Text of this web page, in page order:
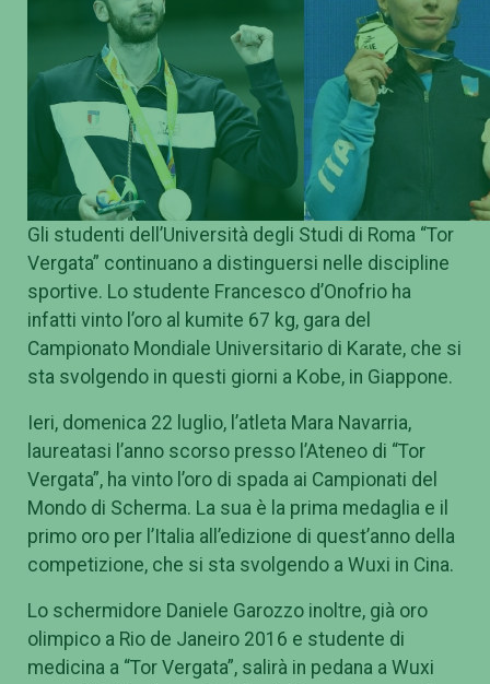
Gli studenti dell’Università degli Studi di Roma “Tor
Vergata” continuano a distinguersi nelle discipline
sportive. Lo studente Francesco d’Onofrio ha
infatti vinto l’oro al kumite 67 kg, gara del
Campionato Mondiale Universitario di Karate, che si
sta svolgendo in questi giorni a Kobe, in Giappone.
Ieri, domenica 22 luglio, l’atleta Mara Navarria,
laureatasi l’anno scorso presso l’Ateneo di “Tor
Vergata”, ha vinto l’oro di spada ai Campionati del
Mondo di Scherma. La sua è la prima medaglia e il
primo oro per l’Italia all’edizione di quest’anno della
competizione, che si sta svolgendo a Wuxi in Cina.
Lo schermidore Daniele Garozzo inoltre, già oro
olimpico a Rio de Janeiro 2016 e studente di
medicina a “Tor Vergata”, salirà in pedana a Wuxi